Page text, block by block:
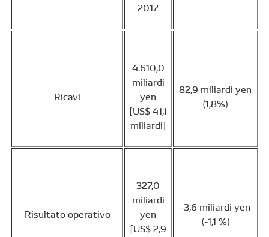
2017
Ricavi
4.610,0
miliardi
yen
[US$ 41,1
miliardi]
82,9 miliardi yen
(1,8%)
Risultato operativo
327,0
miliardi
yen
[US$ 2,9
-3,6 miliardi yen
(-1,1 %)